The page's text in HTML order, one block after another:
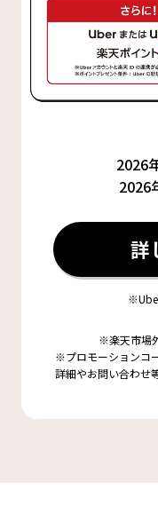
2026
2026
詳
※楽天市場
※プロモーションコ
詳細やお問い合わせ